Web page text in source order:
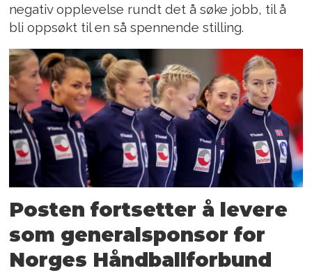
negativ opplevelse rundt det å søke jobb, til å
bli oppsøkt til en så spennende stilling.
Posten fortsetter å levere
som generalsponsor for
Norges Håndballforbund